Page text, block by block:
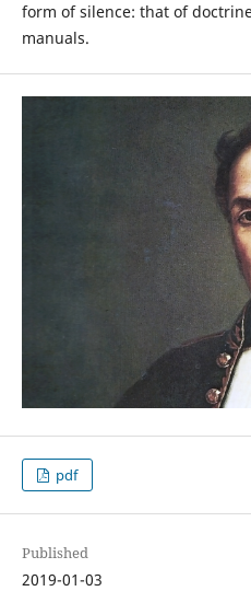
form of silence: that of
manuals.
pdf
Published
2019-01-03